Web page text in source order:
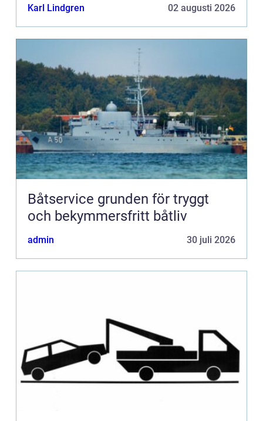
Karl Lindgren 02 augusti 2026
Båtservice grunden för tryggt
och bekymmersfritt båtliv
admin 30 juli 2026